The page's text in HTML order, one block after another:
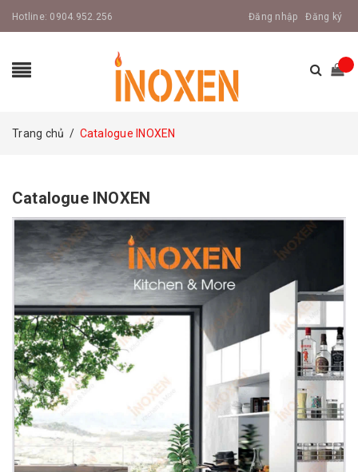
Hotline: 0904.952.256 Đăng nhập Đăng ký
Trang chủ / Catalogue INOXEN
Catalogue INOXEN